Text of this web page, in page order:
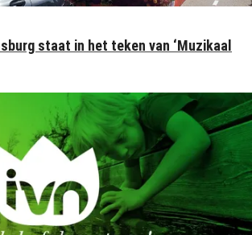
staat in het teken van ‘Muzikaal